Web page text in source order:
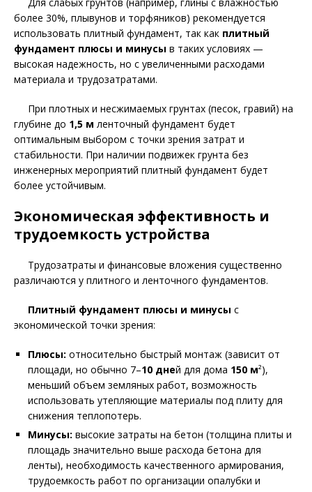
более 30%, плывунов и торфяников) рекомендуется
использовать плитный фундамент, так как плитный
фундамент плюсы и минусы в таких условиях —
высокая надежность, но с увеличенными расходами
материала и трудозатратами.
При плотных и несжимаемых грунтах (песок, гравий) на
глубине до 1,5 м ленточный фундамент будет
оптимальным выбором с точки зрения затрат и
стабильности. При наличии подвижек грунта без
инженерных мероприятий плитный фундамент будет
более устойчивым.
Экономическая эффективность и
трудоемкость устройства
Трудозатраты и финансовые вложения существенно
различаются у плитного и ленточного фундаментов.
Плитный фундамент плюсы и минусы с
экономической точки зрения:
Плюсы: относительно быстрый монтаж (зависит от
площади, но обычно 7–10 дней для дома 150 м²),
меньший объем земляных работ, возможность
использовать утепляющие материалы под плиту для
снижения теплопотерь.
Минусы: высокие затраты на бетон (толщина плиты и
площадь значительно выше расхода бетона для
ленты), необходимость качественного армирования,
трудоемкость работ по организации опалубки и